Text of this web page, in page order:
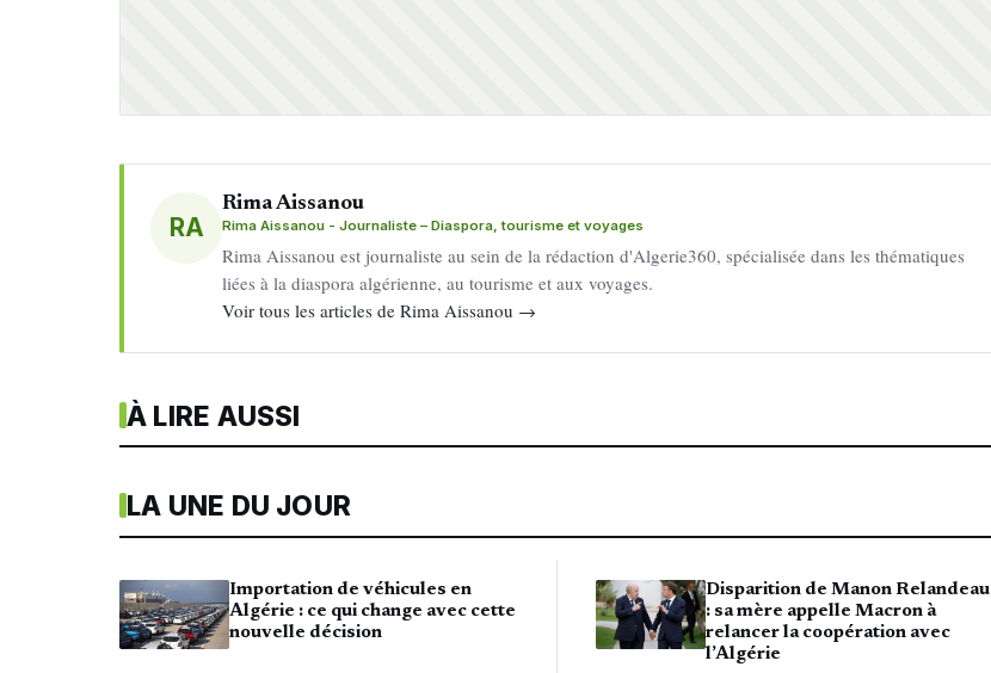
RA
Rima Aissanou
Rima Aissanou - Journaliste – Diaspora, tourisme et voyages
Rima Aissanou est journaliste au sein de la rédaction d'Algerie360, spécialisée dans les thématiques
liées à la diaspora algérienne, au tourisme et aux voyages.
Voir tous les articles de Rima Aissanou →
À LIRE AUSSI
LA UNE DU JOUR
Importation de véhicules en
Algérie : ce qui change avec cette
nouvelle décision
Disparition de Manon Relandeau
: sa mère appelle Macron à
relancer la coopération avec
l’Algérie